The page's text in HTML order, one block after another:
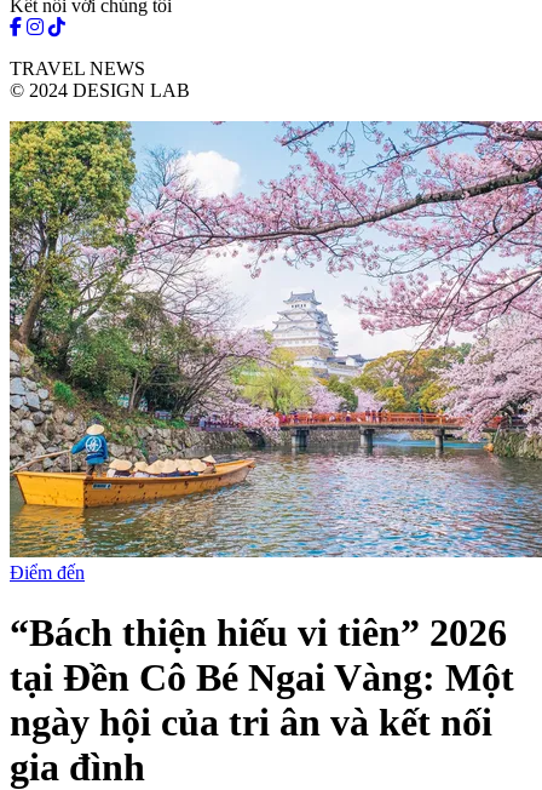
Kết nối với chúng tôi
TRAVEL NEWS
© 2024 DESIGN LAB
Điểm đến
“Bách thiện hiếu vi tiên” 2026
tại Đền Cô Bé Ngai Vàng: Một
ngày hội của tri ân và kết nối
gia đình